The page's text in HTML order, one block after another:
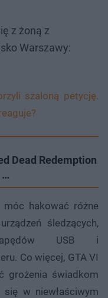
z żoną z
Warszawy:
szaloną petycję.
Dead Redemption
…
hakować różne
śledzących,
USB i
Co więcej, GTA VI
grożenia świadkom
w niewłaściwym